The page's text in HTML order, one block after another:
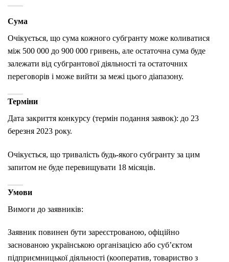
Сума
Очікується, що сума кожного субгранту може коливатися
між 500 000 до 900 000 гривень, але остаточна сума буде
залежати від субгрантової діяльності та остаточних
переговорів і може вийти за межі цього діапазону.
Терміни
Дата закриття конкурсу (термін подання заявок): до 23
березня 2023 року.
Очікується, що тривалість будь-якого субгранту за цим
запитом не буде перевищувати 18 місяців.
Умови
Вимоги до заявників:
Заявник повинен бути зареєстрованою, офіційно
заснованою українською організацією або суб’єктом
підприємницької діяльності (кооператив, товариство з